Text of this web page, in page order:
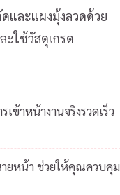
และแผงมุ้งลวดด้วย
ใช้วัสดุเกรด
ข้าหน้างานจริงรวดเร็ว
ายหน้า ช่วยให้คุณควบคุม